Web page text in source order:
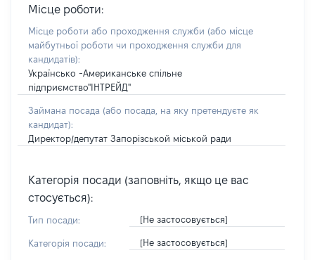
Місце роботи:
Місце роботи або проходження служби (або місце
майбутньої роботи чи проходження служби для
кандидатів):
Українсько -Американське спільне
підприємство"ІНТРЕЙД"
Займана посада (або посада, на яку претендуєте як
кандидат):
Директор/депутат Запорізськой міськой ради
Категорія посади (заповніть, якщо це вас
стосується):
Тип посади: [Не застосовується]
Категорія посади: [Не застосовується]